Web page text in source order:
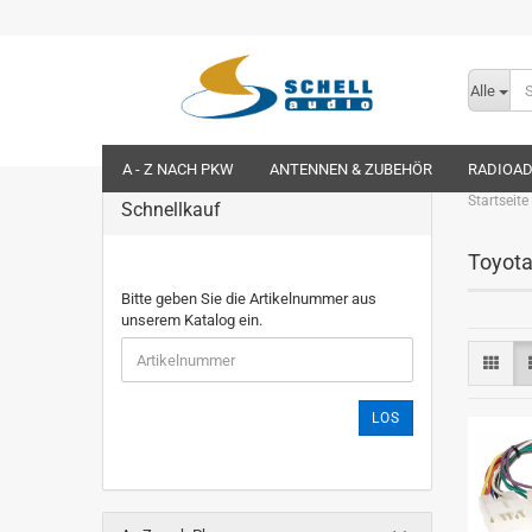
Alle
A - Z NACH PKW ANTENNEN & ZUBEHÖR
Startseite
Schnellkauf
Bitte geben Sie die Artikelnummer aus
unserem Katalog ein.
LOS